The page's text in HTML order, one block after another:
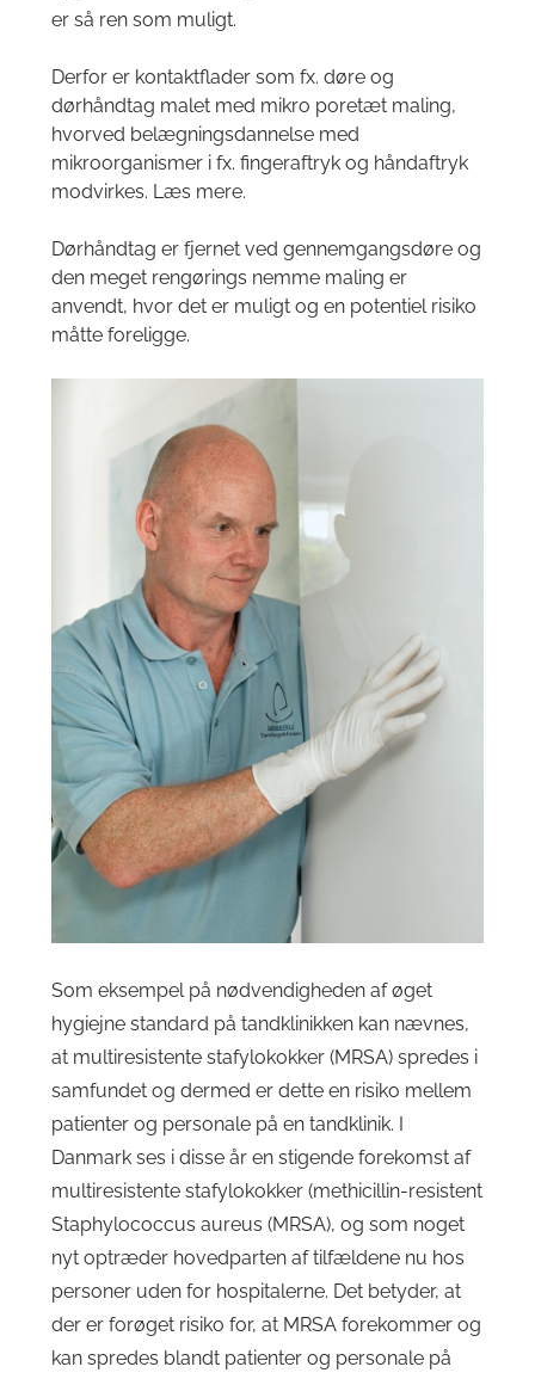
er så ren som muligt.
Derfor er kontaktflader som fx. døre og
dørhåndtag malet med mikro poretæt maling,
hvorved belægningsdannelse med
mikroorganismer i fx. fingeraftryk og håndaftryk
modvirkes. Læs mere.
Dørhåndtag er fjernet ved gennemgangsdøre og
den meget rengørings nemme maling er
anvendt, hvor det er muligt og en potentiel risiko
måtte foreligge.
Som eksempel på nødvendigheden af øget
hygiejne standard på tandklinikken kan nævnes,
at multiresistente stafylokokker (MRSA) spredes i
samfundet og dermed er dette en risiko mellem
patienter og personale på en tandklinik. I
Danmark ses i disse år en stigende forekomst af
multiresistente stafylokokker (methicillin-resistent
Staphylococcus aureus (MRSA), og som noget
nyt optræder hovedparten af tilfældene nu hos
personer uden for hospitalerne. Det betyder, at
der er forøget risiko for, at MRSA forekommer og
kan spredes blandt patienter og personale på